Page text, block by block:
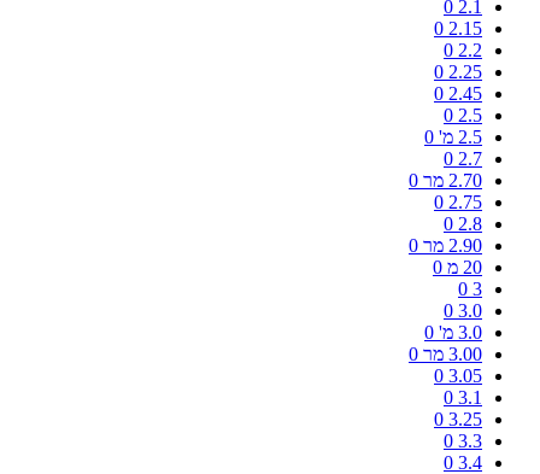
2.1
0
2.15
0
2.2
0
2.25
0
2.45
0
2.5
0
2.5 מ'
0
2.7
0
2.70 מר
0
2.75
0
2.8
0
2.90 מר
0
20 מ
0
3
0
3.0
0
3.0 מ'
0
3.00 מר
0
3.05
0
3.1
0
3.25
0
3.3
0
3.4
0